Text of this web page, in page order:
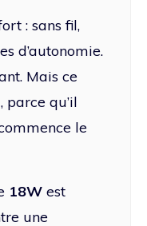
: sans fil,
d’autonomie.
Mais ce
qu’il
le
18W est
une